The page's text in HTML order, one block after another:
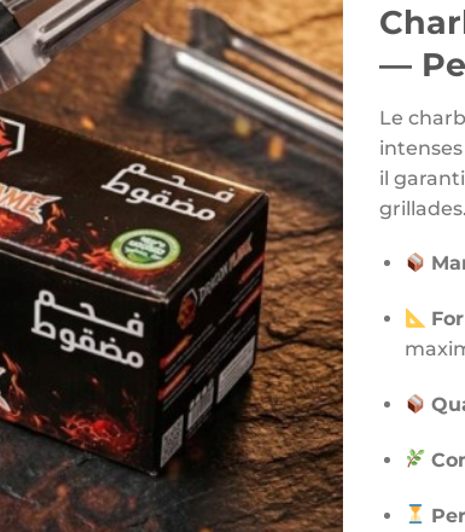
—
Le
il
grillades.